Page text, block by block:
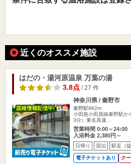
近くのオススメ施設
はだの・湯河原温泉 万葉の湯
3.8点/ 27 件
神奈川県 / 秦野市
秦野駅962m
小田急小田原線秦野駅か
3分）東名高速…
営業時間 0:00～24:00
入浴料金 2,380円～
日帰り 宿泊 駅近（
電子チケットあり ク